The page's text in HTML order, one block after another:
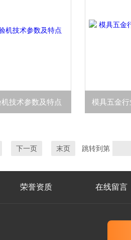
技术参数及特点
下一页 末页 跳转到第
荣誉资质 在线留言